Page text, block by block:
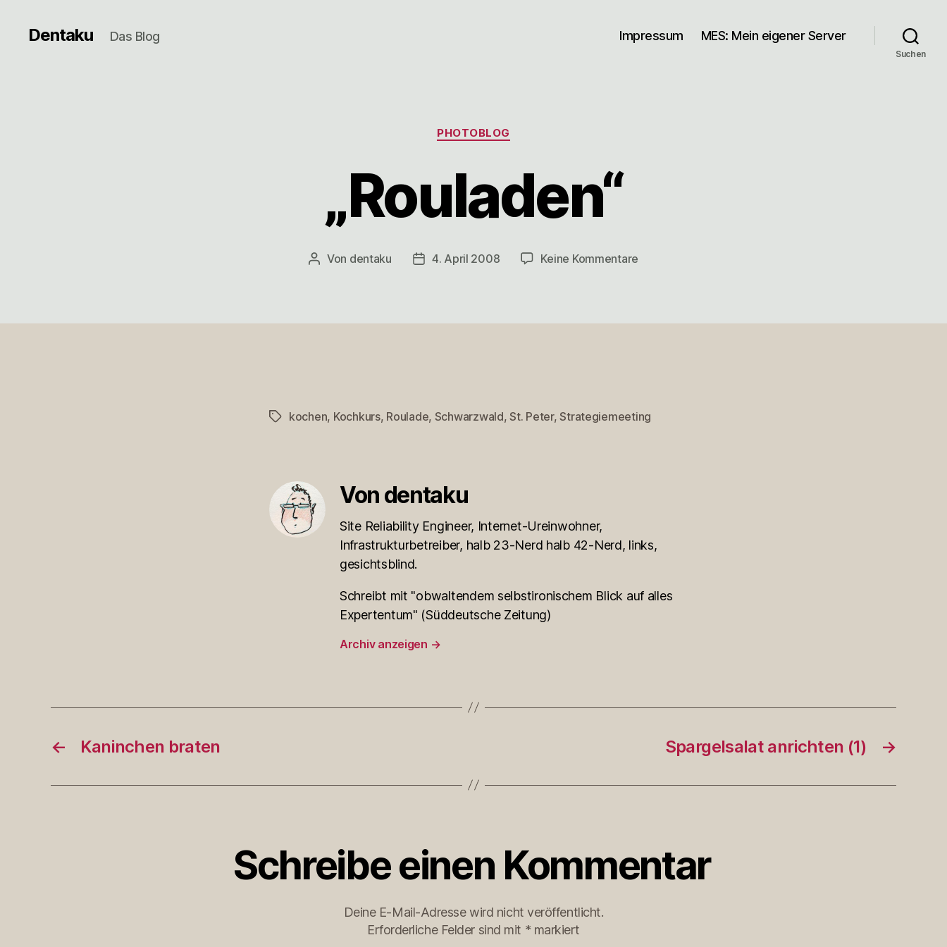
Dentaku Das Blog Impressum MES: Mein eigener Server
Suchen
Kategorien
PHOTOBLOG
„Rouladen“
Beitragsautor
Von dentaku Veröffentlichungsdatum
4. April 2008 Keine Kommentare
Schlagwörter
kochen, Kochkurs, Roulade, Schwarzwald,St. Peter,Strategiemeeting
Von dentaku
Site Reliability Engineer, Internet-Ureinwohner,
Infrastrukturbetreiber, halb 23-Nerd halb 42-Nerd, links,
gesichtsblind.
Schreibt mit "obwaltendem selbstironischem Blick auf alles
Expertentum" (Süddeutsche Zeitung)
Archiv anzeigen →
← Kaninchen braten →
Spargelsalat anrichten (1)
Schreibe einen Kommentar
Deine E-Mail-Adresse wird nicht veröffentlicht.
Erforderliche Felder sind mit * markiert